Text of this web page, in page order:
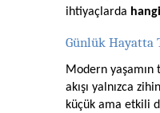
ihtiyaçlarda
Günlük Hayatta
Modern yaşamın
akışı yalnızca
küçük ama etkili